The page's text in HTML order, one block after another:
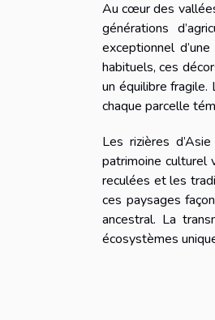
Au cœur des
générations
exceptionnel
habituels, ces
un équilibre fragile.
chaque parcelle
Les rizières
patrimoine culturel
reculées et les
ces paysages
ancestral. La
écosystèmes